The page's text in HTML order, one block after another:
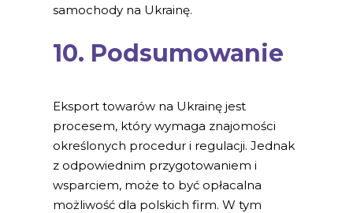
samochody na Ukrainę.
10. Podsumowanie
Eksport towarów na Ukrainę jest
procesem, który wymaga znajomości
określonych procedur i regulacji. Jednak
z odpowiednim przygotowaniem i
wsparciem, może to być opłacalna
możliwość dla polskich firm. W tym